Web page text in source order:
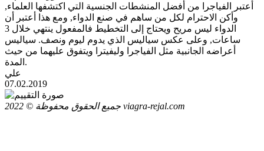
أعتبر الفياجرا من أفضل المنشطات الجنسية التي اكتشفها العلماء,
وأكن الاحترام لكل من ساهم في صنع الدواء, ومع هذا أعتبر أن
الدواء ليس مريح ويحتاج إلى التخطيط فالمفعول ينتهي خلال 3
ساعات, وعلى عكس سياليس الذي يدوم ليوم ونصف. سياليس
أعراضه الجانبية مثل الفياجرا وليفيترا ويتفوق عليهما من حيث
المدة.
علي
07.02.2019
جميع الحقوق محفوظة © 2022 viagra-rejal.com